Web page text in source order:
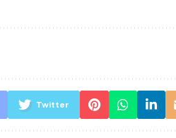
Twitter